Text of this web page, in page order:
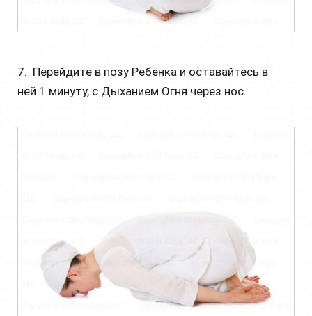
7. Перейдите в позу Ребёнка и оставайтесь в
ней 1 минуту, с Дыханием Огня через нос.